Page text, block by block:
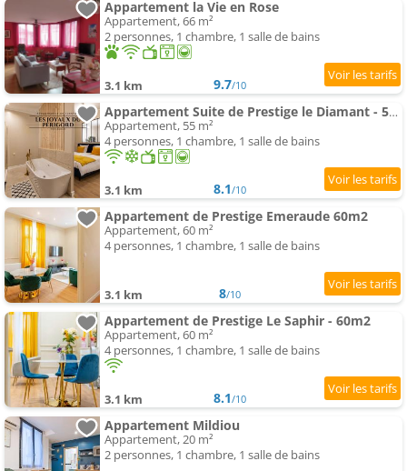
Appartement la Vie en Rose
Appartement, 66 m²
2 personnes, 1 chambre, 1 salle de bains
3.1 km 9.7/10
Appartement Suite de Prestige le Diamant - 55m2
Appartement, 55 m²
4 personnes, 1 chambre, 1 salle de bains
3.1 km 8.1/10
Appartement de Prestige Emeraude 60m2
Appartement, 60 m²
4 personnes, 1 chambre, 1 salle de bains
3.1 km 8/10
Appartement de Prestige Le Saphir - 60m2
Appartement, 60 m²
4 personnes, 1 chambre, 1 salle de bains
3.1 km 8.1/10
Appartement Mildiou
Appartement, 20 m²
2 personnes, 1 chambre, 1 salle de bains